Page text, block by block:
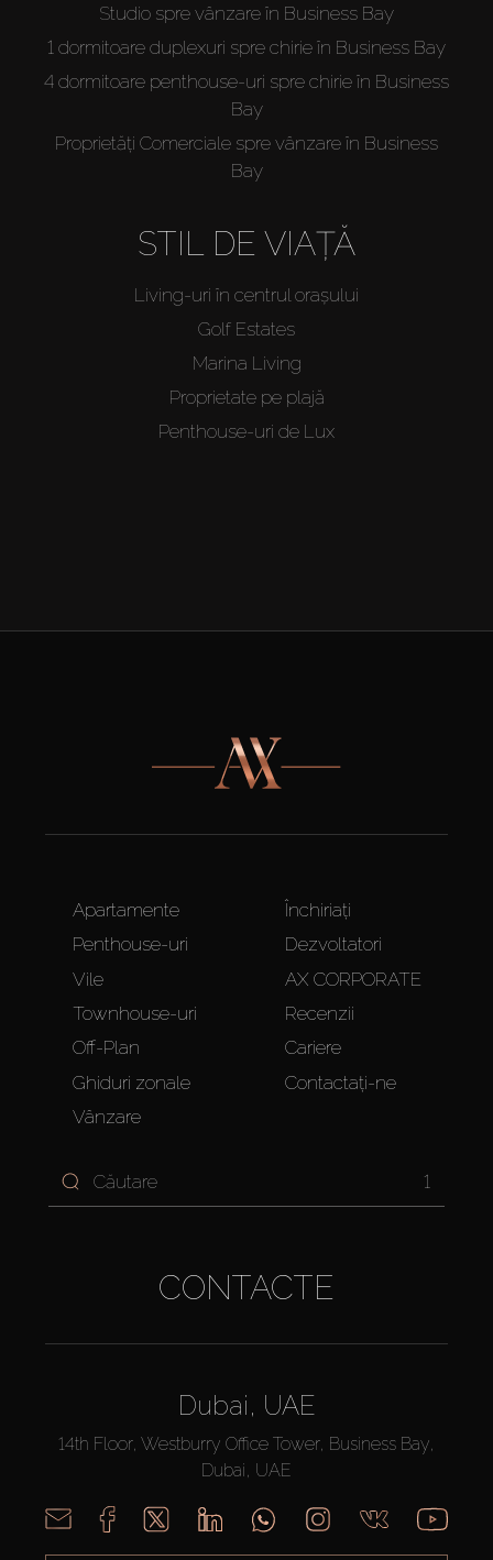
Studio spre vânzare în Business Bay
1 dormitoare duplexuri spre chirie în Business Bay
4 dormitoare penthouse-uri spre chirie în Business
Bay
Proprietăți Comerciale spre vânzare în Business
Bay
STIL DE VIAȚĂ
Living-uri în centrul orașului
Golf Estates
Marina Living
Proprietate pe plajă
Penthouse-uri de Lux
Apartamente
Penthouse-uri
Vile
Townhouse-uri
Off-Plan
Ghiduri zonale
Vânzare
Închiriați
Dezvoltatori
AX CORPORATE
Recenzii
Cariere
Contactați-ne
1
CONTACTE
Dubai, UAE
14th Floor, Westburry Office Tower, Business Bay,
Dubai, UAE